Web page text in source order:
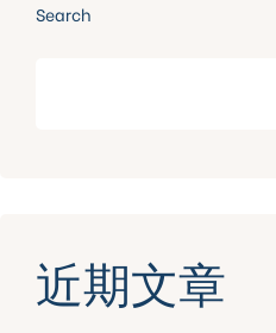
Search
近期文章